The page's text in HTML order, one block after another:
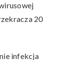
20
infekcja